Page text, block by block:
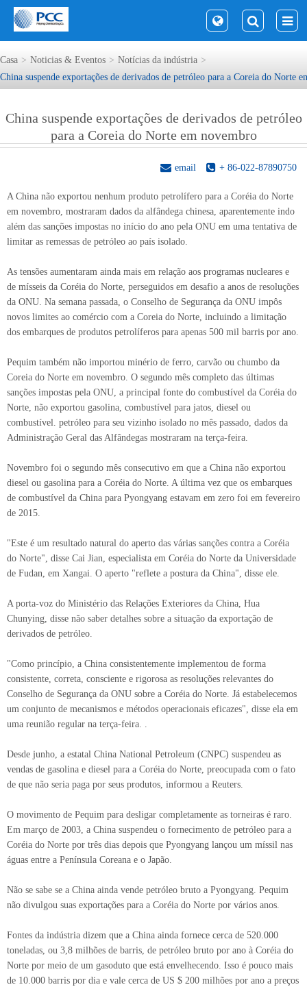
Casa Noticias & Eventos
Notícias da indústria
China suspende exportações de derivados de petróleo para a Coreia do Norte
China suspende exportações de derivados de petróleo
para a Coreia do Norte em novembro
+ 86-022-87890750
email
A China não exportou nenhum produto petrolífero para a Coréia do Norte
em novembro, mostraram dados da alfândega chinesa, aparentemente indo
além das sanções impostas no início do ano pela ONU em uma tentativa de
limitar as remessas de petróleo ao país isolado.
As tensões aumentaram ainda mais em relação aos programas nucleares e
de mísseis da Coréia do Norte, perseguidos em desafio a anos de resoluções
da ONU. Na semana passada, o Conselho de Segurança da ONU impôs
novos limites ao comércio com a Coreia do Norte, incluindo a limitação
dos embarques de produtos petrolíferos para apenas 500 mil barris por ano.
Pequim também não importou minério de ferro, carvão ou chumbo da
Coreia do Norte em novembro. O segundo mês completo das últimas
sanções impostas pela ONU, a principal fonte do combustível da Coréia do
Norte, não exportou gasolina, combustível para jatos, diesel ou
combustível. petróleo para seu vizinho isolado no mês passado, dados da
Administração Geral das Alfândegas mostraram na terça-feira.
Novembro foi o segundo mês consecutivo em que a China não exportou
diesel ou gasolina para a Coréia do Norte. A última vez que os embarques
de combustível da China para Pyongyang estavam em zero foi em fevereiro
de 2015.
"Este é um resultado natural do aperto das várias sanções contra a Coréia
do Norte", disse Cai Jian, especialista em Coréia do Norte da Universidade
de Fudan, em Xangai. O aperto "reflete a postura da China", disse ele.
A porta-voz do Ministério das Relações Exteriores da China, Hua
Chunying, disse não saber detalhes sobre a situação da exportação de
derivados de petróleo.
"Como princípio, a China consistentemente implementou de forma
consistente, correta, consciente e rigorosa as resoluções relevantes do
Conselho de Segurança da ONU sobre a Coréia do Norte. Já estabelecemos
um conjunto de mecanismos e métodos operacionais eficazes", disse ela em
uma reunião regular na terça-feira. .
Desde junho, a estatal China National Petroleum (CNPC) suspendeu as
vendas de gasolina e diesel para a Coréia do Norte, preocupada com o fato
de que não seria paga por seus produtos, informou a Reuters.
O movimento de Pequim para desligar completamente as torneiras é raro.
Em março de 2003, a China suspendeu o fornecimento de petróleo para a
Coréia do Norte por três dias depois que Pyongyang lançou um míssil nas
águas entre a Península Coreana e o Japão.
Não se sabe se a China ainda vende petróleo bruto a Pyongyang. Pequim
não divulgou suas exportações para a Coréia do Norte por vários anos.
Fontes da indústria dizem que a China ainda fornece cerca de 520.000
toneladas, ou 3,8 milhões de barris, de petróleo bruto por ano à Coréia do
Norte por meio de um gasoduto que está envelhecendo. Isso é pouco mais
de 10.000 barris por dia e vale cerca de US $ 200 milhões por ano a preços